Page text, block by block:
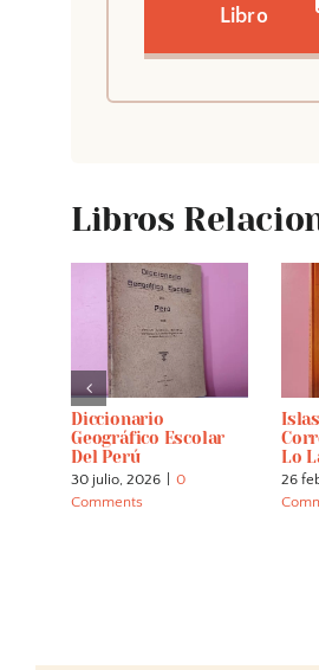
Libro
Libros
Diccionario
Geográfico Escolar
Del Perú
30 julio, 2026
0
Comments
Lo
26